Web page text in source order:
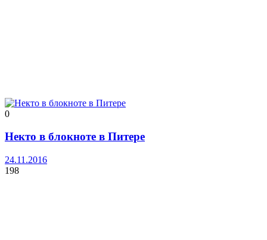
0
Некто в блокноте в Питере
24.11.2016
198